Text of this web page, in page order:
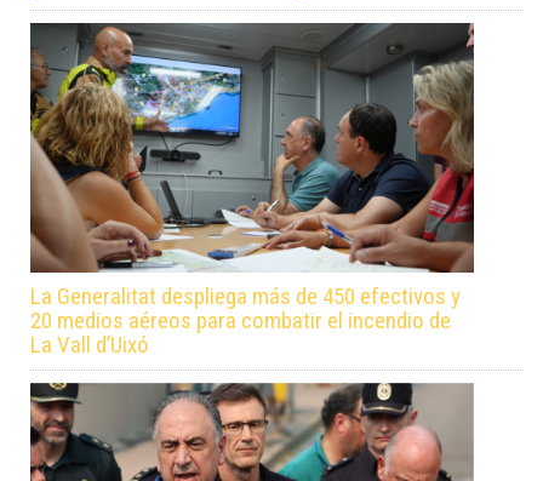
La Generalitat despliega más de 450 efectivos y
20 medios aéreos para combatir el incendio de
La Vall d’Uixó